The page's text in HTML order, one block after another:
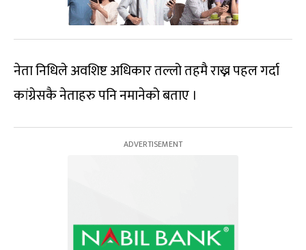
नेता निधिले अवशिष्ट अधिकार तल्लो तहमै राख्न पहल गर्दा
कांग्रेसकै नेताहरु पनि नमानेको बताए ।